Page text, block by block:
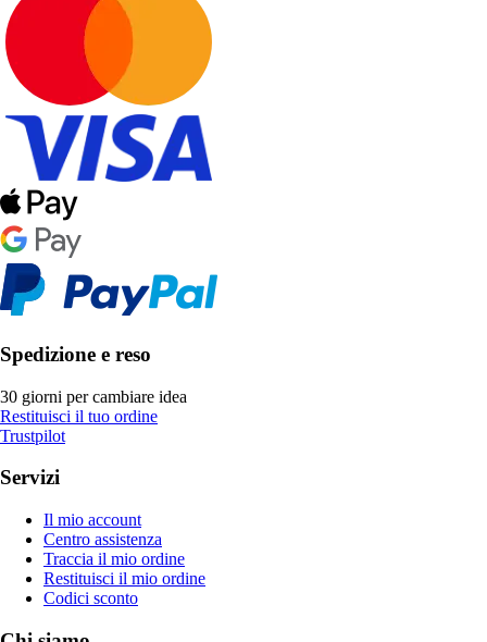
Spedizione e reso
30 giorni per cambiare idea
Restituisci il tuo ordine
Trustpilot
Servizi
Il mio account
Centro assistenza
Traccia il mio ordine
Restituisci il mio ordine
Codici sconto